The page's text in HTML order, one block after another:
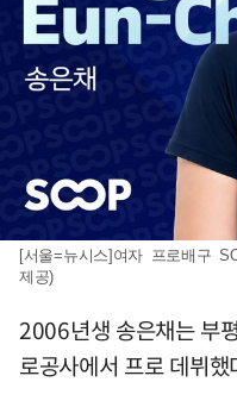
[서울=뉴시스]여자 프로배구
제공)
2006년생 송은채는 부
로공사에서 프로 데뷔했